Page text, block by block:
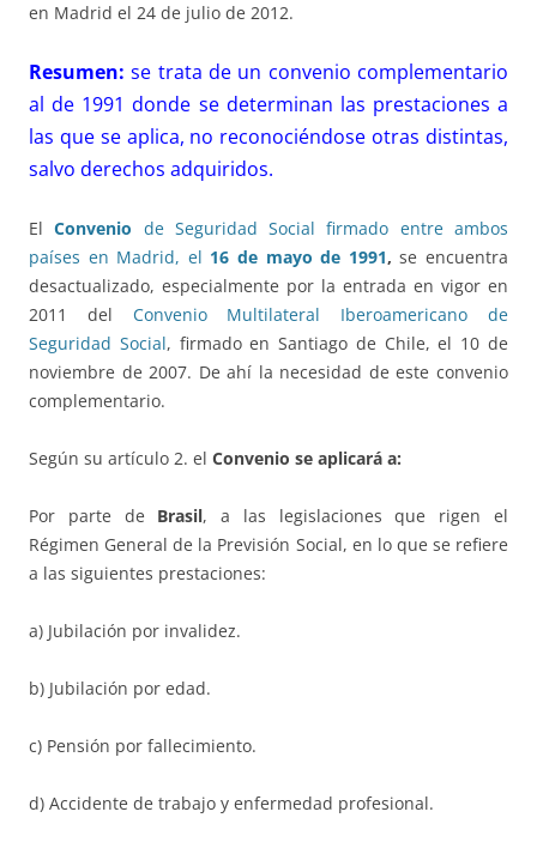
en Madrid el 24 de julio de 2012.
Resumen: se trata de un convenio complementario
al de 1991 donde se determinan las prestaciones a
las que se aplica, no reconociéndose otras distintas,
salvo derechos adquiridos.
ElConvenio de Seguridad Social firmado entre ambos
países en Madrid, el 16 de mayo de 1991, se encuentra
desactualizado, especialmente por la entrada en vigor en
2011 del Convenio Multilateral Iberoamericano de
Seguridad Social, firmado en Santiago de Chile, el 10 de
noviembre de 2007. De ahí la necesidad de este convenio
complementario.
Según su artículo 2. el Convenio se aplicará a:
Por parte de Brasil, a las legislaciones que rigen el
Régimen General de la Previsión Social, en lo que se refiere
a las siguientes prestaciones:
a) Jubilación por invalidez.
b) Jubilación por edad.
c) Pensión por fallecimiento.
d) Accidente de trabajo y enfermedad profesional.